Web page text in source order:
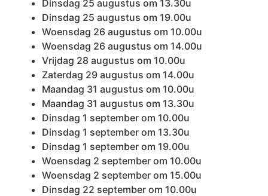
Dinsdag 25 augustus om 13.30u
Dinsdag 25 augustus om 19.00u
Woensdag 26 augustus om 10.00u
Woensdag 26 augustus om 14.00u
Vrijdag 28 augustus om 10.00u
Zaterdag 29 augustus om 14.00u
Maandag 31 augustus om 10.00u
Maandag 31 augustus om 13.30u
Dinsdag 1 september om 10.00u
Dinsdag 1 september om 13.30u
Dinsdag 1 september om 19.00u
Woensdag 2 september om 10.00u
Woensdag 2 september om 15.00u
Dinsdag 22 september om 10.00u